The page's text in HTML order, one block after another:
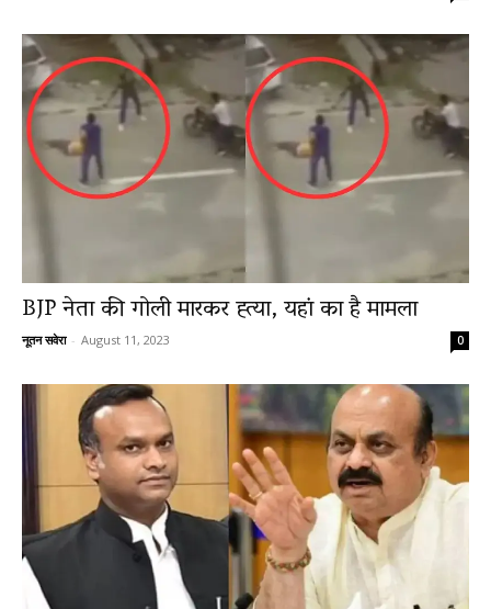
BJP नेता की गोली मारकर ह्त्या, यहां का है मामला
नूतन सवेरा - August 11, 2023 0